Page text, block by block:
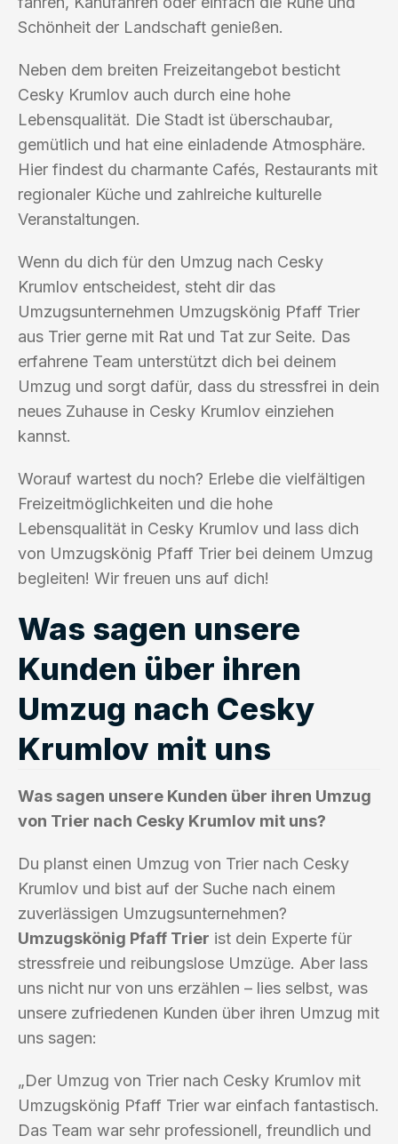
Schönheit der Landschaft genießen.
Neben dem breiten Freizeitangebot besticht
Cesky Krumlov auch durch eine hohe
Lebensqualität. Die Stadt ist überschaubar,
gemütlich und hat eine einladende Atmosphäre.
Hier findest du charmante Cafés, Restaurants mit
regionaler Küche und zahlreiche kulturelle
Veranstaltungen.
Wenn du dich für den Umzug nach Cesky
Krumlov entscheidest, steht dir das
Umzugsunternehmen Umzugskönig Pfaff Trier
aus Trier gerne mit Rat und Tat zur Seite. Das
erfahrene Team unterstützt dich bei deinem
Umzug und sorgt dafür, dass du stressfrei in dein
neues Zuhause in Cesky Krumlov einziehen
kannst.
Worauf wartest du noch? Erlebe die vielfältigen
Freizeitmöglichkeiten und die hohe
Lebensqualität in Cesky Krumlov und lass dich
von Umzugskönig Pfaff Trier bei deinem Umzug
begleiten! Wir freuen uns auf dich!
Was sagen unsere
Kunden über ihren
Umzug nach Cesky
Krumlov mit uns
Was sagen unsere Kunden über ihren Umzug
von Trier nach Cesky Krumlov mit uns?
Du planst einen Umzug von Trier nach Cesky
Krumlov und bist auf der Suche nach einem
zuverlässigen Umzugsunternehmen?
Umzugskönig Pfaff Trier ist dein Experte für
stressfreie und reibungslose Umzüge. Aber lass
uns nicht nur von uns erzählen – lies selbst, was
unsere zufriedenen Kunden über ihren Umzug mit
uns sagen:
„Der Umzug von Trier nach Cesky Krumlov mit
Umzugskönig Pfaff Trier war einfach fantastisch.
Das Team war sehr professionell, freundlich und